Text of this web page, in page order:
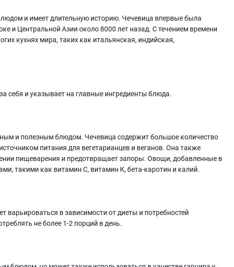
и имеет длительную историю. Чечевица впервые была
и Центральной Азии около 8000 лет назад. С течением времени
кухнях мира, таких как итальянская, индийская,
себя и указывает на главные ингредиенты блюда.
и полезным блюдом. Чечевица содержит большое количество
питания для вегетарианцев и веганов. Она также
пищеварения и предотвращает запоры. Овощи, добавленные в
такими как витамин С, витамин К, бета-каротин и калий.
в зависимости от диеты и потребностей
не более 1-2 порций в день.